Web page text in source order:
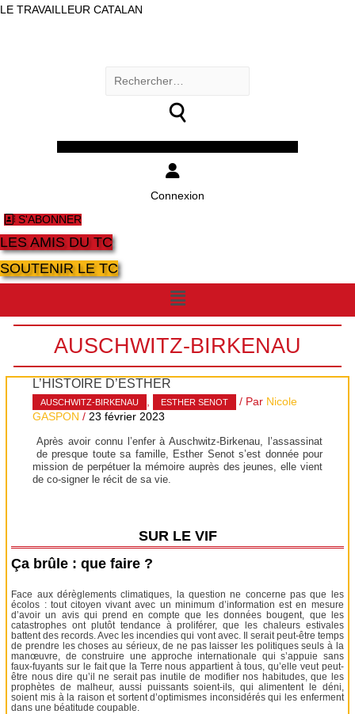
LE TRAVAILLEUR CATALAN
Rechercher :
Connexion
S'ABONNER
LES AMIS DU TC
SOUTENIR LE TC
Menu
AUSCHWITZ-BIRKENAU
L’HISTOIRE D’ESTHER
AUSCHWITZ-BIRKENAU , ESTHER SENOT / Par Nicole
GASPON /23 février 2023
Après avoir connu l’enfer à Auschwitz-Birkenau, l’assassinat
de presque toute sa famille, Esther Senot s’est donnée pour
mission de perpétuer la mémoire auprès des jeunes, elle vient
de co-signer le récit de sa vie.
SUR LE VIF
Ça brûle : que faire ?
Face aux dérèglements climatiques, la question ne concerne pas que les
écolos : tout citoyen vivant avec un minimum d’information est en mesure
d’avoir un avis qui prend en compte que les données bougent, que les
catastrophes ont plutôt tendance à proliférer, que les chaleurs estivales
battent des records. Avec les incendies qui vont avec. Il serait peut-être temps
de prendre les choses au sérieux, de ne pas laisser les politiques seuls à la
manœuvre, de construire une approche internationale qui s’appuie sans
faux-fuyants sur le fait que la Terre nous appartient à tous, qu’elle veut peut-
être nous dire qu’il ne serait pas inutile de modifier nos habitudes, que les
prophètes de malheur, aussi puissants soient-ils, qui alimentent le déni,
soient mis à la raison et sortent d’optimismes inconsidérés qui les enferment
dans une béatitude coupable.